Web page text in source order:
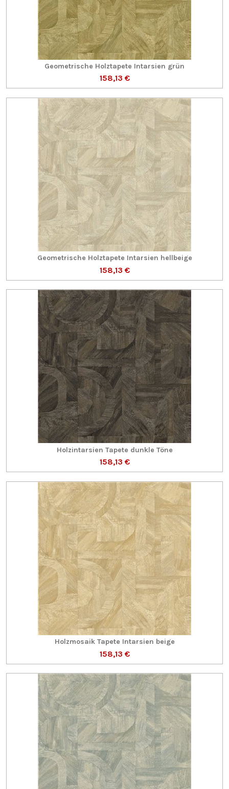
Geometrische Holztapete Intarsien grün
158,13 €
Geometrische Holztapete Intarsien hellbeige
158,13 €
Holzintarsien Tapete dunkle Töne
158,13 €
Holzmosaik Tapete Intarsien beige
158,13 €